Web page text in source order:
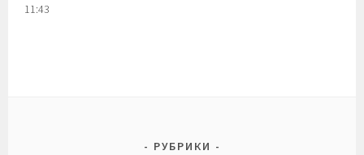
11:43
РУБРИКИ